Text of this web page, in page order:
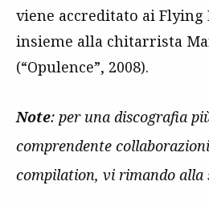
viene accreditato ai Flying
insieme alla chitarrista
(“Opulence”, 2008).
Note: per una discografia
comprendente
compilation, vi rimando alla